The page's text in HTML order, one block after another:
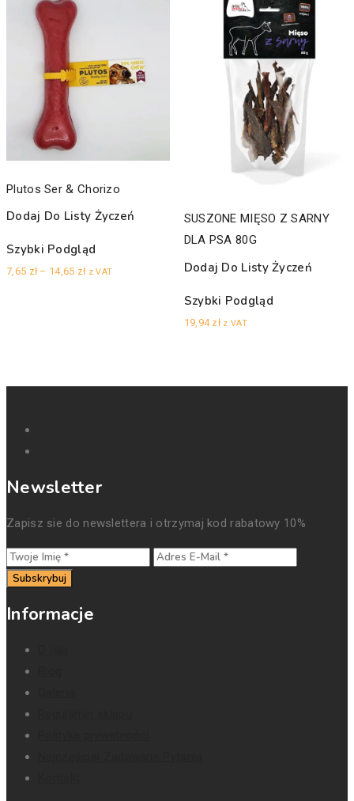
Plutos Ser & Chorizo
Dodaj Do Listy Życzeń
Szybki Podgląd
7,65 zł – 14,65 złZakres
z VAT
SUSZONE MIĘSO Z SARNY
DLA PSA 80G
Dodaj Do Listy Życzeń
Szybki Podgląd
19,94 zł z VAT
Newsletter
Zapisz sie do newslettera i otrzymaj kod rabatowy 10%
Subskrybuj
Informacje